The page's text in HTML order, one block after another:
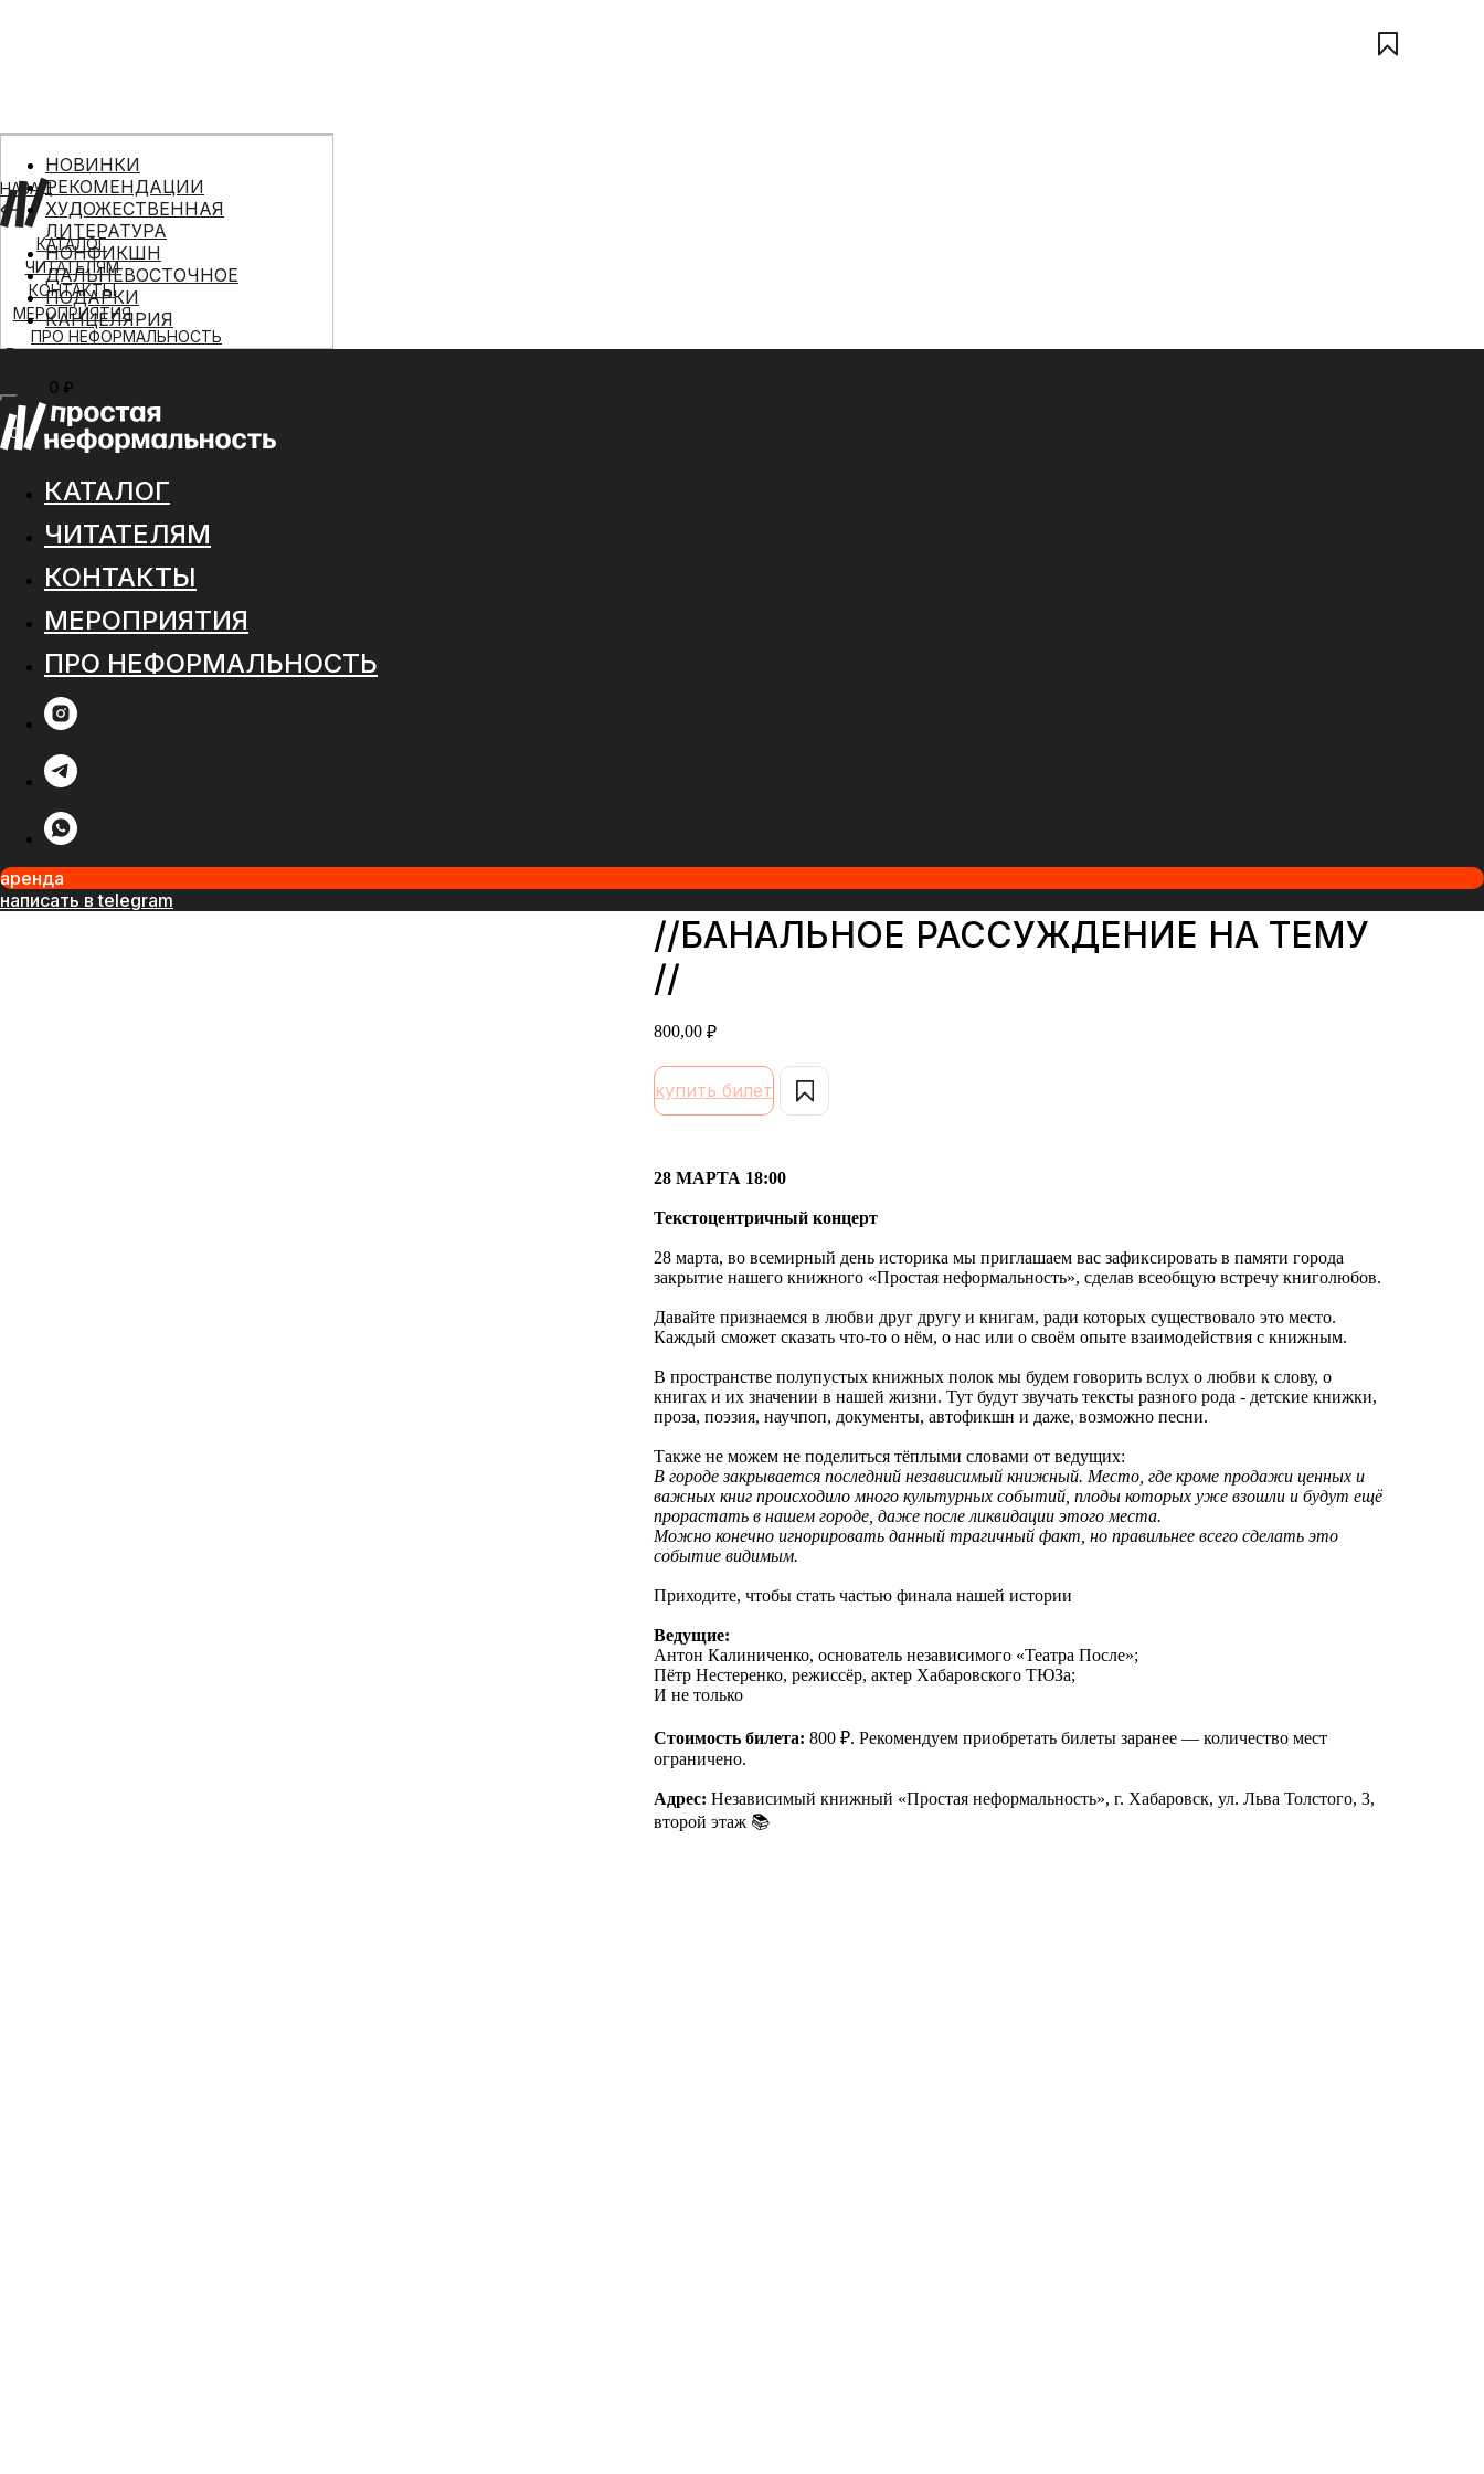
КАТАЛОГ
ЧИТАТЕЛЯМ
КОНТАКТЫ
МЕРОПРИЯТИЯ
ПРО НЕФОРМАЛЬНОСТЬ
0 ₽
МЕНЮ
0
НАЗАД
НОВИНКИ
РЕКОМЕНДАЦИИ
ХУДОЖЕСТВЕННАЯ
ЛИТЕРАТУРА
НОНФИКШН
ДАЛЬНЕВОСТОЧНОЕ
ПОДАРКИ
КАНЦЕЛЯРИЯ
КАТАЛОГ
ЧИТАТЕЛЯМ
КОНТАКТЫ
МЕРОПРИЯТИЯ
ПРО НЕФОРМАЛЬНОСТЬ
аренда
написать в telegram
//БАНАЛЬНОЕ РАССУЖДЕНИЕ НА ТЕМУ
//
800,00 ₽
купить билет
28 МАРТА 18:00
Текстоцентричный концерт
28 марта, во всемирный день историка мы приглашаем вас зафиксировать в памяти города
закрытие нашего книжного «Простая неформальность», сделав всеобщую встречу книголюбов.
Давайте признаемся в любви друг другу и книгам, ради которых существовало это место.
Каждый сможет сказать что-то о нём, о нас или о своём опыте взаимодействия с книжным.
В пространстве полупустых книжных полок мы будем говорить вслух о любви к слову, о
книгах и их значении в нашей жизни. Тут будут звучать тексты разного рода - детские книжки,
проза, поэзия, научпоп, документы, автофикшн и даже, возможно песни.
Также не можем не поделиться тёплыми словами от ведущих:
В городе закрывается последний независимый книжный. Место, где кроме продажи ценных и
важных книг происходило много культурных событий, плоды которых уже взошли и будут ещё
прорастать в нашем городе, даже после ликвидации этого места.
Можно конечно игнорировать данный трагичный факт, но правильнее всего сделать это
событие видимым.
Приходите, чтобы стать частью финала нашей истории
Ведущие:
Антон Калиниченко, основатель независимого «Театра После»;
Пётр Нестеренко, режиссёр, актер Хабаровского ТЮЗа;
И не только
Стоимость билета: 800 ₽. Рекомендуем приобретать билеты заранее — количество мест
ограничено.
Адрес: Независимый книжный «Простая неформальность», г. Хабаровск, ул. Льва Толстого, 3,
второй этаж 📚